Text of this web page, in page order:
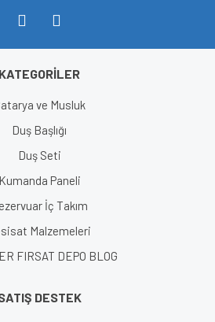
KATEGORİLER
ve Musluk
Duş Başlığı
Duş Seti
Kumanda Paneli
İç Takım
Malzemeleri
FIRSAT DEPO BLOG
DESTEK